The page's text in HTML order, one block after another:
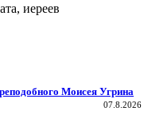
иереев
Моисея Угрина
07.8.2026